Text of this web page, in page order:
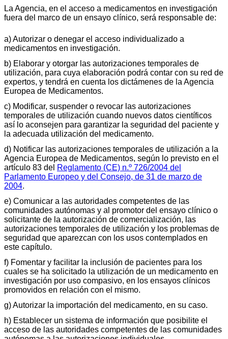
La Agencia, en el acceso a medicamentos en investigación
fuera del marco de un ensayo clínico, será responsable de:
a) Autorizar o denegar el acceso individualizado a
medicamentos en investigación.
b) Elaborar y otorgar las autorizaciones temporales de
utilización, para cuya elaboración podrá contar con su red de
expertos, y tendrá en cuenta los dictámenes de la Agencia
Europea de Medicamentos.
c) Modificar, suspender o revocar las autorizaciones
temporales de utilización cuando nuevos datos científicos
así lo aconsejen para garantizar la seguridad del paciente y
la adecuada utilización del medicamento.
d) Notificar las autorizaciones temporales de utilización a la
Agencia Europea de Medicamentos, según lo previsto en el
artículo 83 del Reglamento (CE) n.º 726/2004 del
Parlamento Europeo y del Consejo, de 31 de marzo de
2004.
e) Comunicar a las autoridades competentes de las
comunidades autónomas y al promotor del ensayo clínico o
solicitante de la autorización de comercialización, las
autorizaciones temporales de utilización y los problemas de
seguridad que aparezcan con los usos contemplados en
este capítulo.
f) Fomentar y facilitar la inclusión de pacientes para los
cuales se ha solicitado la utilización de un medicamento en
investigación por uso compasivo, en los ensayos clínicos
promovidos en relación con el mismo.
g) Autorizar la importación del medicamento, en su caso.
h) Establecer un sistema de información que posibilite el
acceso de las autoridades competentes de las comunidades